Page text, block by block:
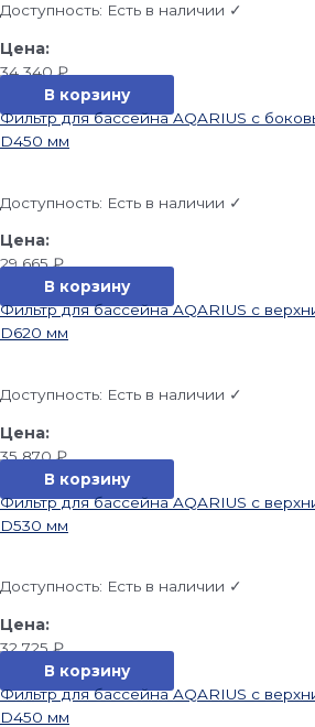
Доступность: Есть в наличии ✓
34 340₽
В корзину
Фильтр для бассейна AQARIUS с
D450 мм
Доступность: Есть в наличии ✓
29 665₽
В корзину
Фильтр для бассейна AQARIUS с
D620 мм
Доступность: Есть в наличии ✓
35 870₽
В корзину
Фильтр для бассейна AQARIUS с
D530 мм
Доступность: Есть в наличии ✓
32 725₽
В корзину
Фильтр для бассейна AQARIUS с
D450 мм